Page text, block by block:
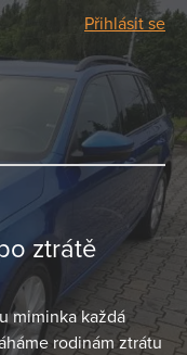
Přihlásit se
ztrátě
miminka každá
rodinám ztrátu